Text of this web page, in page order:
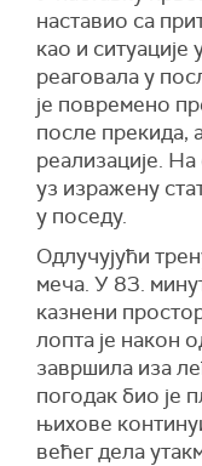
наставио са
као и ситуације
реаговала у
је повремено
после прекида,
реализације.
уз изражену
у поседу.
Одлучујући
меча. У 83.
казнени
лопта је након
завршила иза
погодак био је
њихове
већег дела